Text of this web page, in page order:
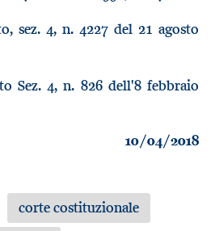
sez. 4, n. 4227 del 21 agosto
Sez. 4, n. 826 dell'8 febbraio
10/04/2018
corte costituzionale